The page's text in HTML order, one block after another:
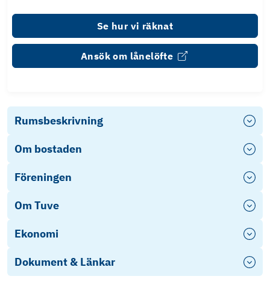
Se hur vi räknat
Ansök om lånelöfte
Rumsbeskrivning
Om bostaden
Föreningen
Om Tuve
Ekonomi
Dokument & Länkar